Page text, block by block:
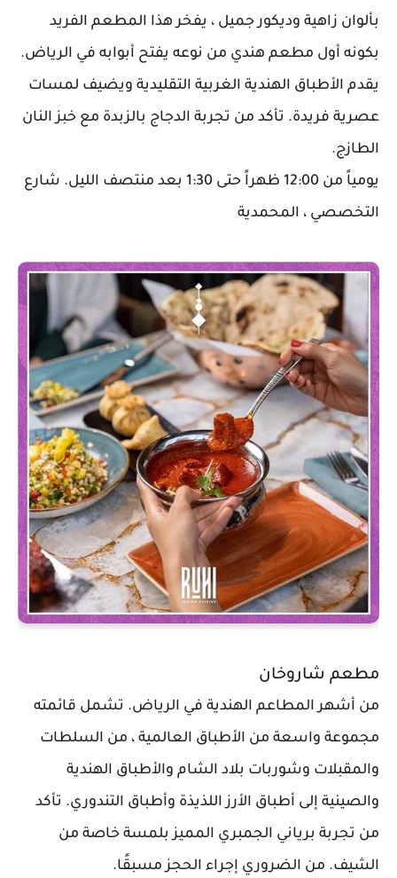
بألوان زاهية وديكور جميل ، يفخر هذا المطعم الفريد
بكونه أول مطعم هندي من نوعه يفتح أبوابه في الرياض.
يقدم الأطباق الهندية الغربية التقليدية ويضيف لمسات
عصرية فريدة. تأكد من تجربة الدجاج بالزبدة مع خبز النان
الطازج.
يومياً من 12:00 ظهراً حتى 1:30 بعد منتصف الليل. شارع
التخصصي ، المحمدية
مطعم شاروخان
من أشهر المطاعم الهندية في الرياض. تشمل قائمته
مجموعة واسعة من الأطباق العالمية ، من السلطات
والمقبلات وشوربات بلاد الشام والأطباق الهندية
والصينية إلى أطباق الأرز اللذيذة وأطباق التندوري. تأكد
من تجربة برياني الجمبري المميز بلمسة خاصة من
الشيف. من الضروري إجراء الحجز مسبقًا.